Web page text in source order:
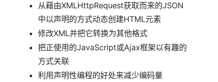
从藉由XMLHttpRequest获取而来的JSON
中以声明的方式动态创建HTML元素
修改XML并把它转换为其他格式
把正使用的JavaScript或Ajax框架以有趣的
方式关联
利用声明性编程的好处来减少编码量